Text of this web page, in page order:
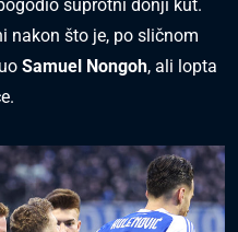
suprotni donji kut.
nakon što je, po sličnom
Samuel Nongoh, ali lopta